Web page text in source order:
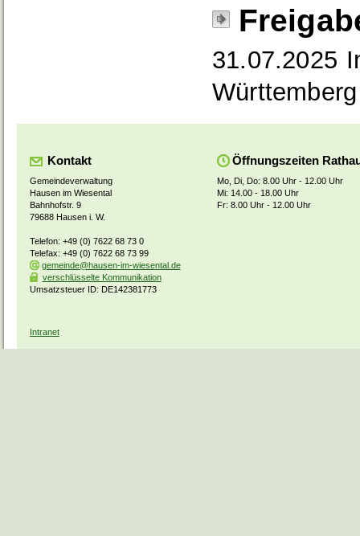
31.07.2025
Württemberg
Kontakt
Gemeindeverwaltung
Hausen im Wiesental
Bahnhofstr. 9
79688 Hausen i. W.
Telefon: +49 (0) 7622 68 73 0
Telefax: +49 (0) 7622 68 73 99
gemeinde@hausen-im-wiesental.de
verschlüsselte Kommunikation
Umsatzsteuer ID: DE142381773
Öffnungszeiten
Mo, Di, Do: 8.00 Uhr - 12.00 Uhr
Mi: 14.00 - 18.00 Uhr
Fr: 8.00 Uhr - 12.00 Uhr
Intranet